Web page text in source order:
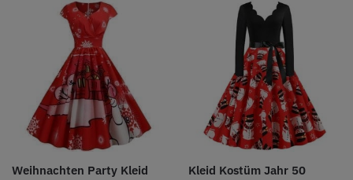
Weihnachten Party Kleid Kleid Kostüm Jahr 50